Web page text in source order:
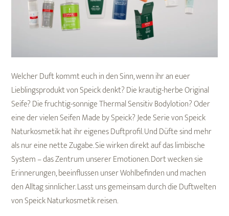
Welcher Duft kommt euch in den Sinn, wenn ihr an euer
Lieblingsprodukt von Speick denkt? Die krautig-herbe Original
Seife? Die fruchtig-sonnige Thermal Sensitiv Bodylotion? Oder
eine der vielen Seifen Made by Speick? Jede Serie von Speick
Naturkosmetik hat ihr eigenes Duftprofil. Und Düfte sind mehr
als nur eine nette Zugabe. Sie wirken direkt auf das limbische
System – das Zentrum unserer Emotionen. Dort wecken sie
Erinnerungen, beeinflussen unser Wohlbefinden und machen
den Alltag sinnlicher. Lasst uns gemeinsam durch die Duftwelten
von Speick Naturkosmetik reisen.